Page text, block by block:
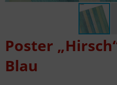
Poster
Blau